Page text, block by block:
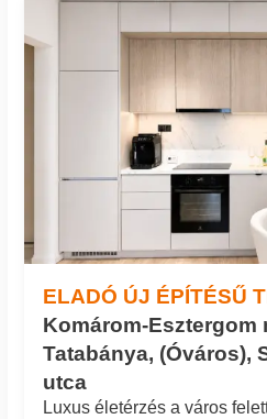
ELADÓ ÚJ ÉPÍTÉSŰ
Komárom-Esztergom
Tatabánya, (Óváros),
utca
Luxus életérzés a város